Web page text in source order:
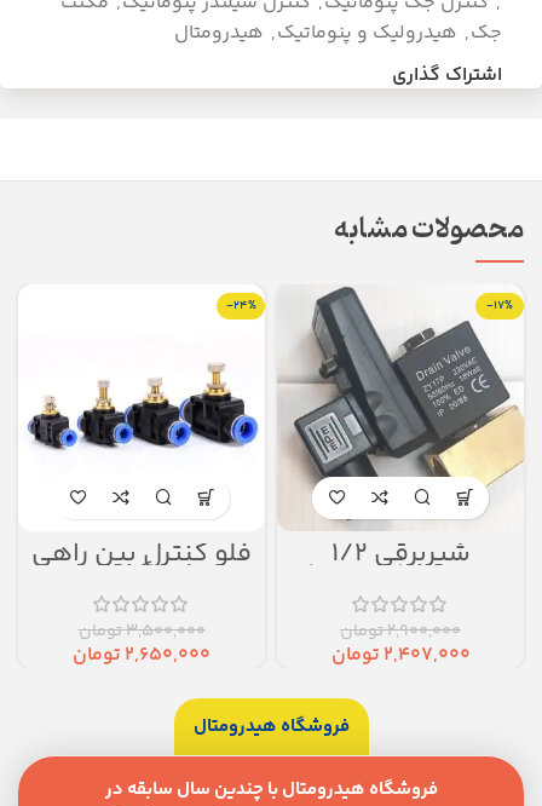
جک, هیدرولیک و پنوماتیک, هیدرومتال
اشتراک گذاری
محصولات مشابه
-17%
شیربرقی ۱/۲
اتودرین(تایمردار)
2,900,000تومان
2,407,000 تومان
-24%
فلو کنترل بین راهی
شلنگ خور
3,500,000تومان
2,650,000 تومان
فروشگاه هیدرومتال
فروشگاه هیدرومتال با چندین سال سابقه در